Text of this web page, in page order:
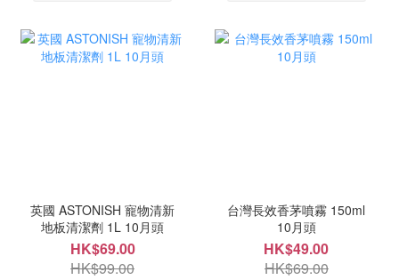
英國 ASTONISH 寵物清新
地板清潔劑 1L 10月頭
HK$69.00
HK$99.00
台灣長效香茅噴霧 150ml
10月頭
HK$49.00
HK$69.00